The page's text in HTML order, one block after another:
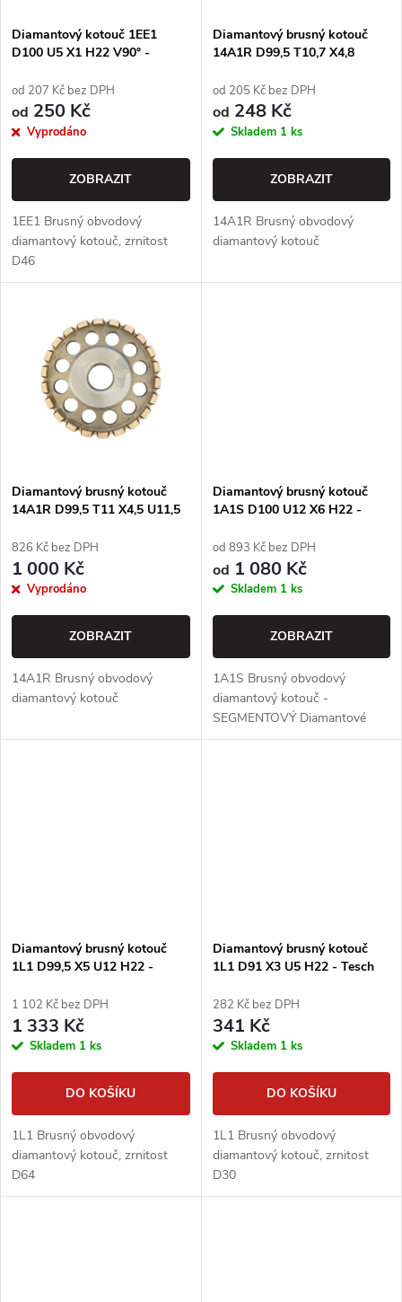
p
r
o
u
k
s
p
r
o
d
u
k
Diamantový kotouč 1EE1
D100 U5 X1 H22 V90° -
od 207 Kč bez DPH
od 250 Kč
Vyprodáno
ZOBRAZIT
1EE1 Brusný obvodový
diamantový kotouč, zrnitost
D46
Diamantový brusný kotouč
14A1R D99,5 T10,7 X4,8
od 205 Kč bez DPH
od 248 Kč
Skladem 1 ks
ZOBRAZIT
14A1R Brusný obvodový
diamantový kotouč
Diamantový brusný kotouč
14A1R D99,5 T11 X4,5 U11,5
826 Kč bez DPH
1 000 Kč
Vyprodáno
ZOBRAZIT
14A1R Brusný obvodový
diamantový kotouč
Diamantový brusný kotouč
1A1S D100 U12 X6 H22 -
od 893 Kč bez DPH
od 1 080 Kč
Skladem 1 ks
ZOBRAZIT
1A1S Brusný obvodový
diamantový kotouč -
SEGMENTOVÝ Diamantové
kotouče s kovovou vazbou
Diamantový brusný kotouč
1L1 D99,5 X5 U12 H22 -
1 102 Kč bez DPH
1 333 Kč
Skladem 1 ks
DO KOŠÍKU
1L1 Brusný obvodový
diamantový kotouč, zrnitost
D64
Diamantový brusný kotouč
1L1 D91 X3 U5 H22 - Tesch
282 Kč bez DPH
341 Kč
Skladem 1 ks
DO KOŠÍKU
1L1 Brusný obvodový
diamantový kotouč, zrnitost
D30